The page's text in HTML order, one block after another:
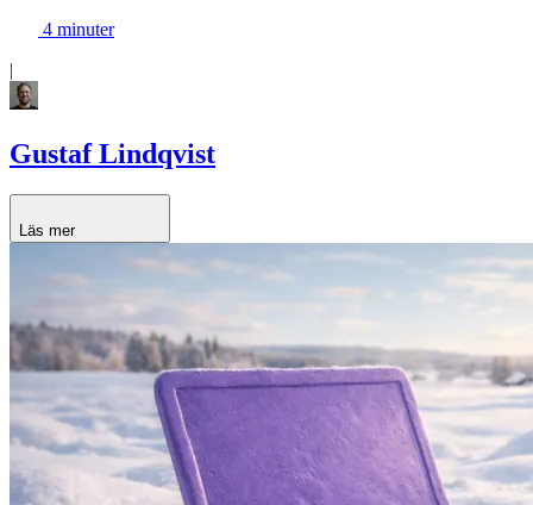
4 minuter
Gustaf Lindqvist
Läs mer